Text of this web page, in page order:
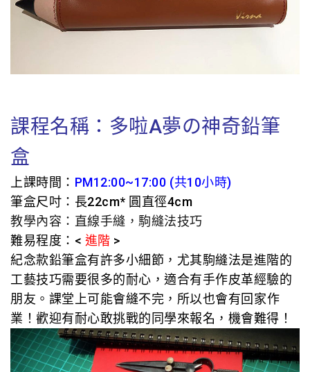
課程名稱：多啦A夢の神奇鉛筆
盒
上課時間： PM12:00~17:00 (共10小時)
筆盒尺吋：長22cm* 圓直徑4cm
教學內容：直線手縫，駒縫法技巧
難易程度：< 進階 >
紀念款鉛筆盒有許多小細節，尤其駒縫法是進階的
工藝技巧需要很多的耐心，適合有手作皮革經驗的
朋友。 課堂上可能會縫不完，所以也會有回家作
業！歡迎有耐心敢挑戰的同學來報名，機會難得！